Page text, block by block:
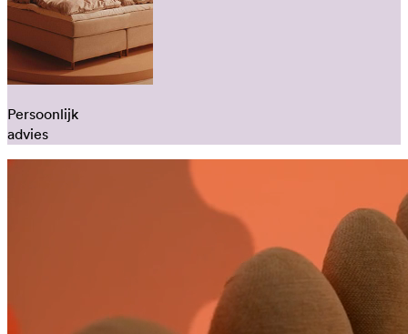
Persoonlijk
advies